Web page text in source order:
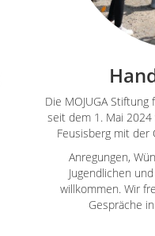
Die MOJUGA
seit dem 1. Mai
Feusisberg mit der
Anregungen,
Jugendlichen
willkommen. Wir
Gespräche